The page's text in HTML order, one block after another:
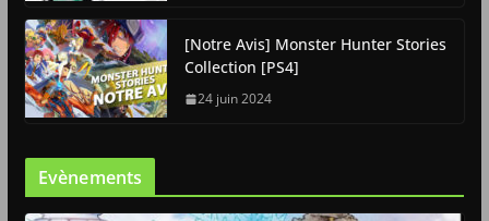
[Notre Avis] Monster Hunter Stories
Collection [PS4]
24 juin 2024
Evènements